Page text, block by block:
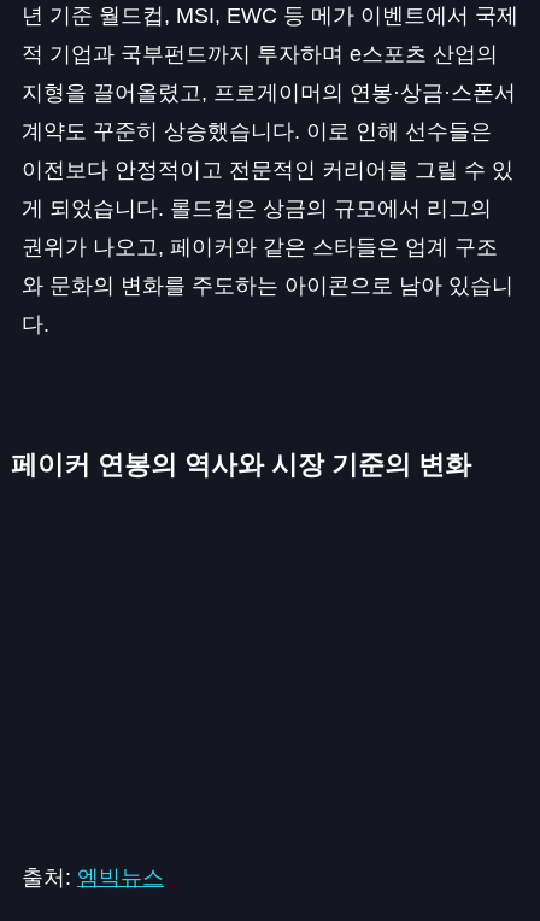
년 기준 월드컵, MSI, EWC 등 메가 이벤트에서 국제
적 기업과 국부펀드까지 투자하며 e스포츠 산업의
지형을 끌어올렸고, 프로게이머의 연봉·상금·스폰서
계약도 꾸준히 상승했습니다. 이로 인해 선수들은
이전보다 안정적이고 전문적인 커리어를 그릴 수 있
게 되었습니다. 롤드컵은 상금의 규모에서 리그의
권위가 나오고, 페이커와 같은 스타들은 업계 구조
와 문화의 변화를 주도하는 아이콘으로 남아 있습니
다.
페이커 연봉의 역사와 시장 기준의 변화
출처: 엠빅뉴스